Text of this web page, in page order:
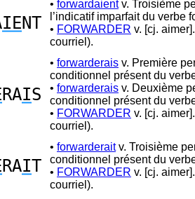
IENT
• forwardaientv. Troisième
l’indicatif imparfait du verbe
• FORWARDER v. [cj.
courriel).
RAIS
• forwarderais v. Première
conditionnel présent du
• forwarderais v. Deuxième
conditionnel présent du
• FORWARDER v. [cj.
courriel).
RAIT
• forwarderaitv. Troisième
conditionnel présent du
• FORWARDER v. [cj.
courriel).